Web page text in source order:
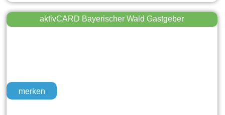
merken
aktivCARD Bayerischer Wald Gastgeber